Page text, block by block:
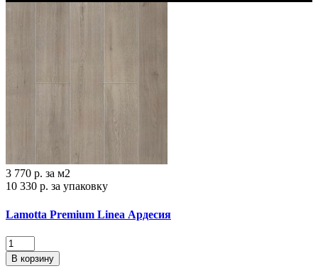
3 770 р. за м2
10 330 р. за упаковку
Lamotta Premium Linea Ардесия
В корзину